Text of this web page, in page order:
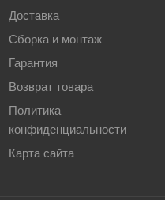
Доставка
Сборка и монтаж
Гарантия
Возврат товара
Политика
конфиденциальности
Карта сайта